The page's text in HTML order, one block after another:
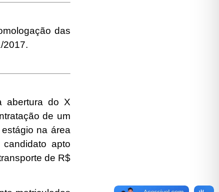
das
2017.
abertura do X
de um
na área
apto
de R$